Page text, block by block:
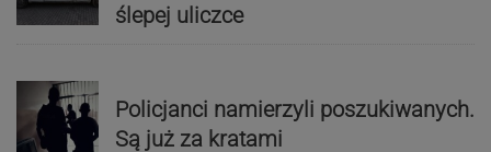
ślepej uliczce
Policjanci namierzyli poszukiwanych.
Są już za kratami